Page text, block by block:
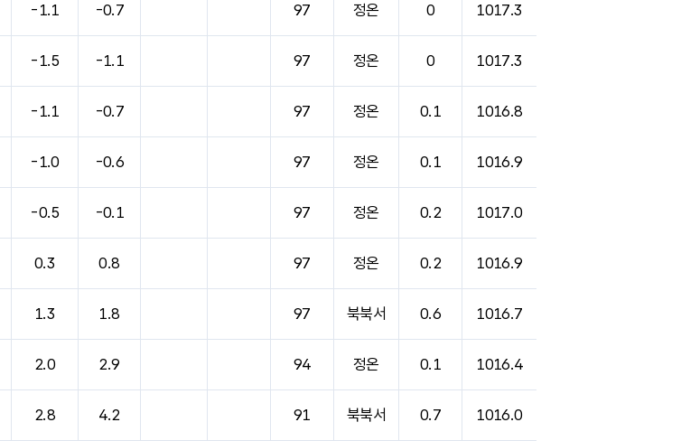
-1.1 -0.7 97 정온 0 1017.3
-1.5 -1.1 97 정온 0 1017.3
-1.1 -0.7 97 정온 0.1 1016.8
-1.0 -0.6 97 정온 0.1 1016.9
-0.5 -0.1 97 정온 0.2 1017.0
0.3 0.8 97 정온 0.2 1016.9
1.3 1.8 97 북북서 0.6 1016.7
2.0 2.9 94 정온 0.1 1016.4
2.8 4.2 91 북북서 0.7 1016.0